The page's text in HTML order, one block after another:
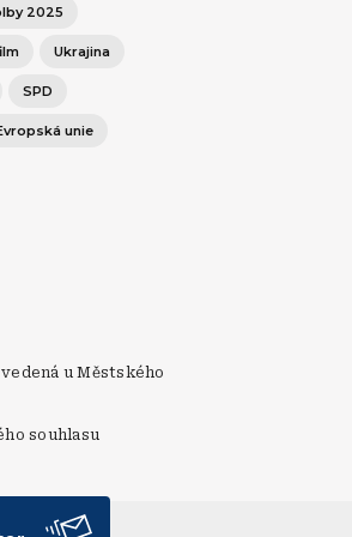
2025
Ukrajina
SPD
unie
vedená u Městského
souhlasu